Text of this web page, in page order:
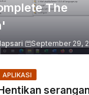
The
September 29,
APLIKASI
Hentikan